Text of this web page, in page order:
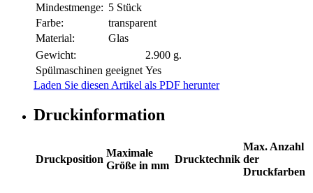
Mindestmenge: 5 Stück
Farbe:
transparent
Material:
Glas
Gewicht:
2.900 g.
Spülmaschinen geeignet Yes
Laden Sie diesen Artikel als PDF herunter
Druckinformation
Druckposition
Maximale
Größe in mm
Drucktechnik
Max. Anzahl
der
Druckfarben